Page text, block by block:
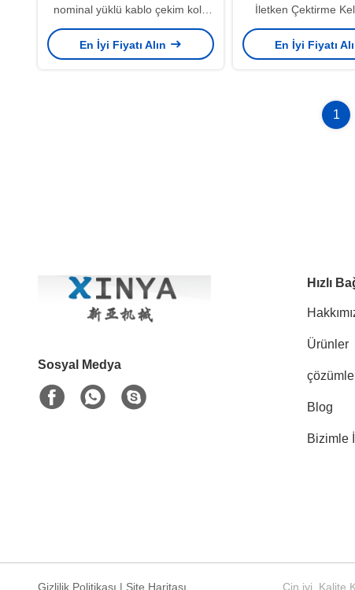
nominal yüklü kablo çekim kolu
kayma karşıtı tırmıklı çene ve
galvanizli yüzey
En İyi Fiyatı Alın
İletken Çektirme
Yüksek Mukavemetli
Çelik Tel Çekme
En İyi Fiyatı
1
Sosyal Medya
Hızlı
Ürünler
Blog
Bizimle
Gizlilik Politikası | Site Haritası Çin iyi. Kalite